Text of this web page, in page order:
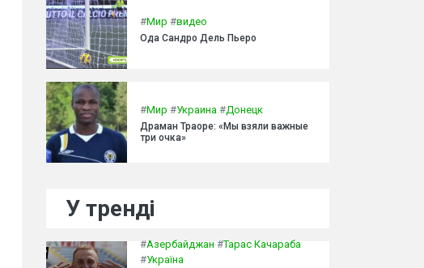
#Мир #видео
Ода Сандро Дель Пьеро
#Мир #Украина #Донецк
Драман Траоре: «Мы взяли важные
три очка»
У тренді
#Азербайджан #Тарас Качараба
#Україна